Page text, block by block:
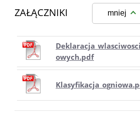
ZAŁĄCZNIKI mniej
owych.pdf